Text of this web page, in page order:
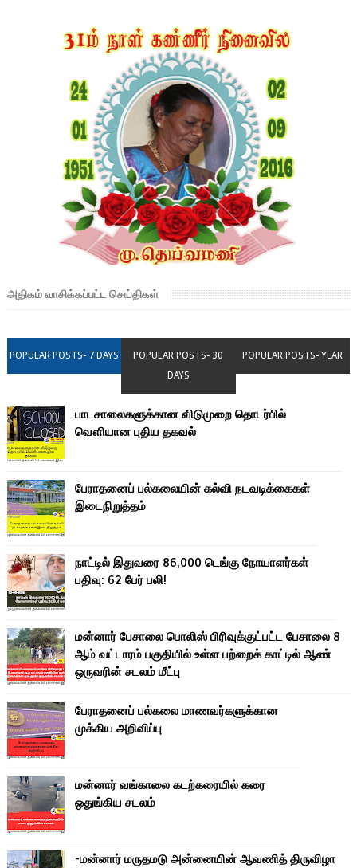
அதிகம் வாசிக்கப்பட்ட செய்திகள்
POPULAR POSTS- 7 DAYS
POPULAR POSTS- 30
DAYS
POPULAR POSTS- YEAR
பாடசாலைகளுக்கான விடுமுறை தொடர்பில்
வௌியான புதிய தகவல்
பேராதனைப் பல்கலையின் கல்வி நடவடிக்கைகள்
இடைநிறுத்தம்
நாட்டில் இதுவரை 86,000 டெங்கு நோயாளர்கள்
பதிவு: 62 பேர் பலி!
மன்னார் பேசாலை பொலிஸ் பிரிவுக்குட்பட்ட பேசாலை 8
ஆம் வட்டாரம் பகுதியில் உள்ள பற்றைக் காட்டில் ஆண்
ஒருவரின் சடலம் மீட்பு
பேராதனைப் பல்கலை மாணவர்களுக்கான
முக்கிய அறிவிப்பு
மன்னார் வங்காலை கடற்கரையில் கரை
ஒதுங்கிய சடலம்
-மன்னார் மருதமடு அன்னையின் ஆவணித் திருவிழா